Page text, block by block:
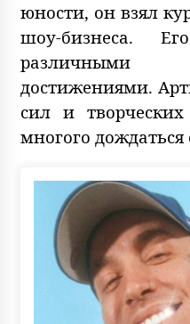
юности, он взял
шоу-бизнеса.
различными
достижениями.
сил и
многого дождаться